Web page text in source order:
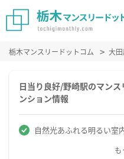
栃木マンスリードットコム 大
日当り良好/野崎駅のマン
ンション情報
自然光あふれる明るい室
も